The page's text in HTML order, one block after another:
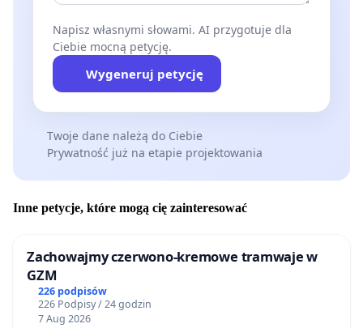
Napisz własnymi słowami. AI przygotuje dla
Ciebie mocną petycję.
Wygeneruj petycję
Twoje dane należą do Ciebie
Prywatność już na etapie projektowania
Inne petycje, które mogą cię zainteresować
Zachowajmy czerwono-kremowe tramwaje w
GZM
226 podpisów
226 Podpisy / 24 godzin
7 Aug 2026